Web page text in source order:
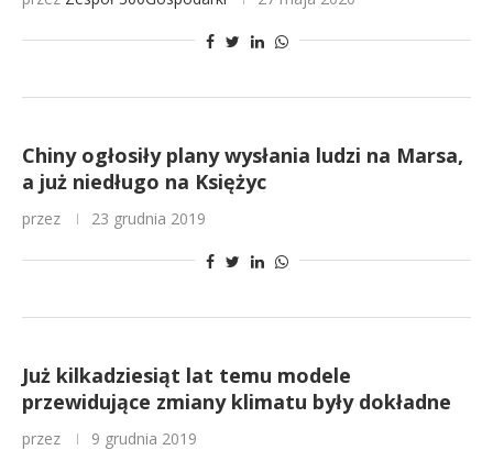
Chiny ogłosiły plany wysłania ludzi na Marsa,
a już niedługo na Księżyc
przez 23 grudnia 2019
Już kilkadziesiąt lat temu modele
przewidujące zmiany klimatu były dokładne
przez 9 grudnia 2019